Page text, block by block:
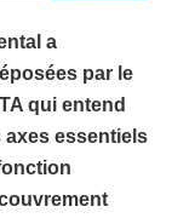
a
par le
qui entend
essentiels